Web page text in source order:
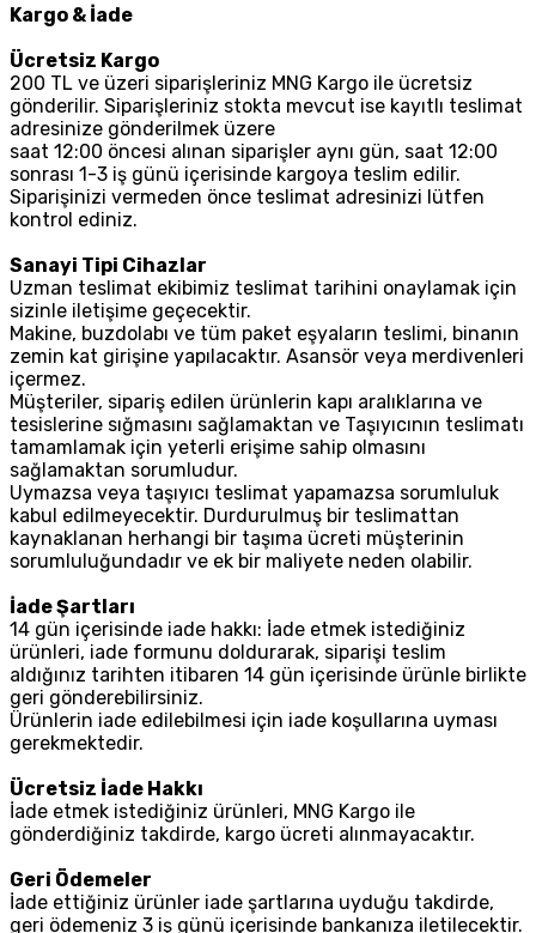
Kargo & İade
Ücretsiz Kargo
200 TL ve üzeri siparişleriniz MNG Kargo ile ücretsiz
gönderilir. Siparişleriniz stokta mevcut ise kayıtlı teslimat
adresinize gönderilmek üzere
saat 12:00 öncesi alınan siparişler aynı gün, saat 12:00
sonrası 1-3 iş günü içerisinde kargoya teslim edilir.
Siparişinizi vermeden önce teslimat adresinizi lütfen
kontrol ediniz.
Sanayi Tipi Cihazlar
Uzman teslimat ekibimiz teslimat tarihini onaylamak için
sizinle iletişime geçecektir.
Makine, buzdolabı ve tüm paket eşyaların teslimi, binanın
zemin kat girişine yapılacaktır. Asansör veya merdivenleri
içermez.
Müşteriler, sipariş edilen ürünlerin kapı aralıklarına ve
tesislerine sığmasını sağlamaktan ve Taşıyıcının teslimatı
tamamlamak için yeterli erişime sahip olmasını
sağlamaktan sorumludur.
Uymazsa veya taşıyıcı teslimat yapamazsa sorumluluk
kabul edilmeyecektir. Durdurulmuş bir teslimattan
kaynaklanan herhangi bir taşıma ücreti müşterinin
sorumluluğundadır ve ek bir maliyete neden olabilir.
İade Şartları
14 gün içerisinde iade hakkı: İade etmek istediğiniz
ürünleri, iade formunu doldurarak, siparişi teslim
aldığınız tarihten itibaren 14 gün içerisinde ürünle birlikte
geri gönderebilirsiniz.
Ürünlerin iade edilebilmesi için iade koşullarına uyması
gerekmektedir.
Ücretsiz İade Hakkı
İade etmek istediğiniz ürünleri, MNG Kargo ile
gönderdiğiniz takdirde, kargo ücreti alınmayacaktır.
Geri Ödemeler
İade ettiğiniz ürünler iade şartlarına uyduğu takdirde,
geri ödemeniz 3 iş günü içerisinde bankanıza iletilecektir.